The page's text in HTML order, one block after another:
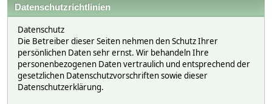
Datenschutzrichtlinien
Datenschutz
Die Betreiber dieser Seiten nehmen den Schutz Ihrer
persönlichen Daten sehr ernst. Wir behandeln Ihre
personenbezogenen Daten vertraulich und entsprechend der
gesetzlichen Datenschutzvorschriften sowie dieser
Datenschutzerklärung.